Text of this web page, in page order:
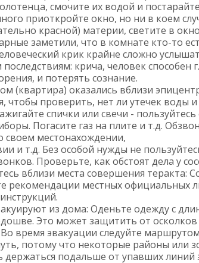
смочите их водой и
приоткройте окно, но ни в коем
красной) материи, светите в
заметили, что в комнате кто-то
крик крайне сложно
крича, человек способен
и потерять сознание.
(квартира) оказались вблизи
чтобы проверить, нет ли утечек воды
спички или свечи -
Погасите газ на плите и т.д.
своем местонахождении,
и т.д. Без особой нужды не
Проверьте, как обстоят дела у
вблизи места совершения теракта:
рекомендации местных официальных
из дома: Оденьте одежду с
Это может защитить от
время эвакуации следуйте
потому что некоторые районы или
держаться подальше от упавших линий